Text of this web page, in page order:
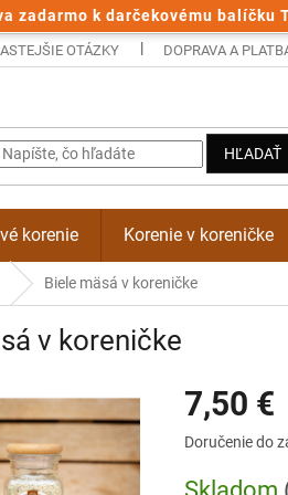
zadarmo k darčekovému balíčku
OTÁZKY DOPRAVA A
HĽADAŤ
korenie Korenie v koreničke
Biele mäsá v koreničke
v koreničke
7,50 €
Jednotková
Doručenie do